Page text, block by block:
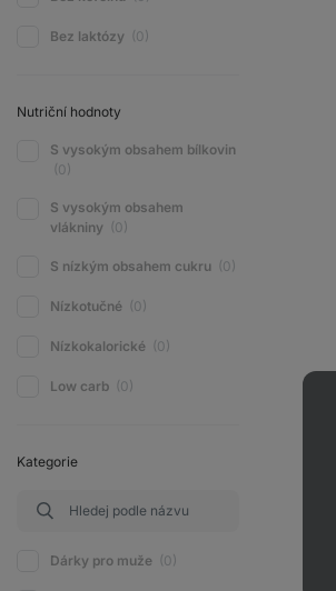
Bez laktózy (0)
Nutriční hodnoty
S vysokým obsahem bílkovin
(0)
S vysokým obsahem
vlákniny
(0)
S nízkým obsahem cukru (0)
Nízkotučné (0)
Nízkokalorické (0)
Low carb (0)
Kategorie
Dárky pro muže (0)